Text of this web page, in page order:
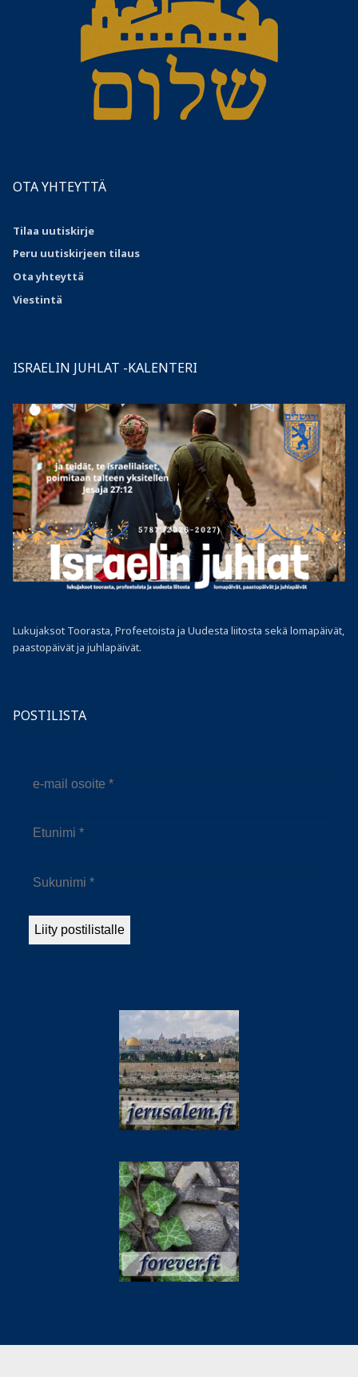
OTA YHTEYTTÄ
Tilaa uutiskirje
Peru uutiskirjeen tilaus
Otayhteyttä
Viestintä
ISRAELIN JUHLAT -KALENTERI
Lukujaksot Toorasta, Profeetoista ja Uudesta liitosta sekä lomapäivät,
paastopäivät ja juhlapäivät.
POSTILISTA